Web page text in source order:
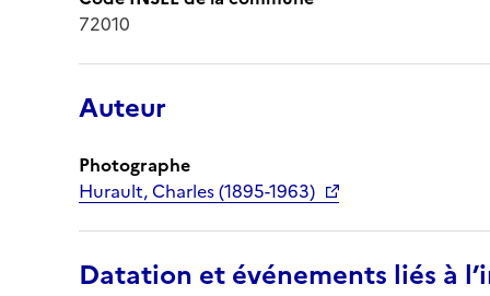
72010
Auteur
Photographe
Hurault, Charles (1895-1963)
Datation et événements liés à